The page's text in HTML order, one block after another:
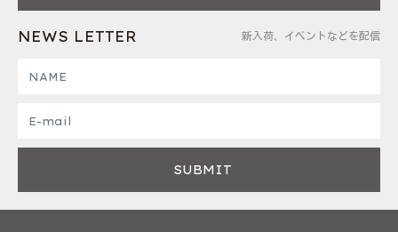
NEWS LETTER 新入荷、イベントなどを配信